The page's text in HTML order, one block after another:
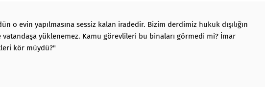
o evin yapılmasına sessiz kalan iradedir. Bizim derdimiz hukuk dışılığın
vatandaşa yüklenemez. Kamu görevlileri bu binaları görmedi mi? İmar
kör müydü?"